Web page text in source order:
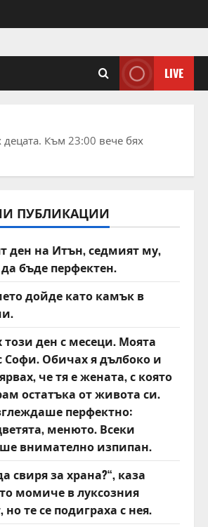
LIVE
Към 23:00 вече бях
ПУБЛИКАЦИИ
ден на Итън, седмият му,
бъде перфектен.
дойде като камък в
този ден с месеци. Моята
Софи. Обичах я дълбоко и
че тя е жената, с която
остатъка от живота си.
перфектно:
менюто. Всеки
внимателно изпипан.
свиря за храна?“, каза
момиче в луксозния
но те се подиграха с нея.